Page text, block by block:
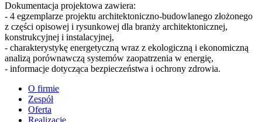
Dokumentacja projektowa zawiera:
- 4 egzemplarze projektu architektoniczno-budowlanego złożonego
z części opisowej i rysunkowej dla branży architektonicznej,
konstrukcyjnej i instalacyjnej,
- charakterystykę energetyczną wraz z ekologiczną i ekonomiczną
analizą porównawczą systemów zaopatrzenia w energię,
- informacje dotycząca bezpieczeństwa i ochrony zdrowia.
O firmie
Zespół
Oferta